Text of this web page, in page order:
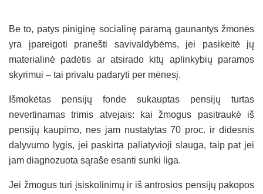
Be to, patys piniginę socialinę paramą gaunantys žmonės
yra įpareigoti pranešti savivaldybėms, jei pasikeitė jų
materialinė padėtis ar atsirado kitų aplinkybių paramos
skyrimui – tai privalu padaryti per mėnesį.
Išmokėtas pensijų fonde sukauptas pensijų turtas
nevertinamas trimis atvejais: kai žmogus pasitraukė iš
pensijų kaupimo, nes jam nustatytas 70 proc. ir didesnis
dalyvumo lygis, jei paskirta paliatyvioji slauga, taip pat jei
jam diagnozuota sąraše esanti sunki liga.
Jei žmogus turi įsiskolinimų ir iš antrosios pensijų pakopos